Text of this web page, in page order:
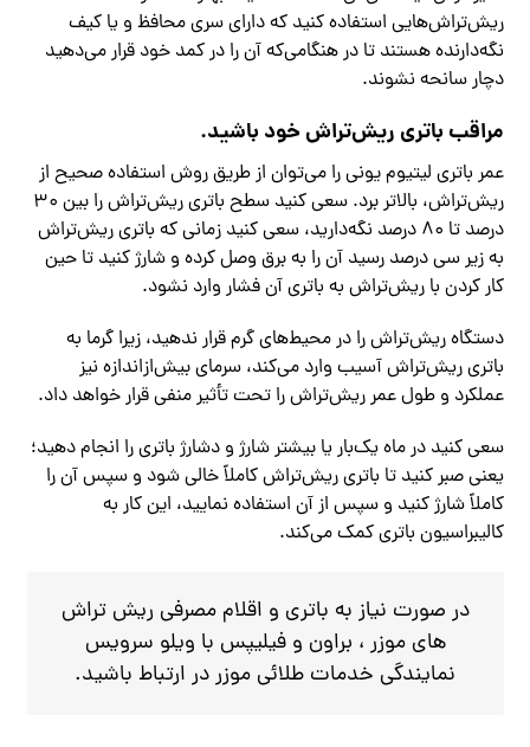
ریش‌تراش‌هایی استفاده کنید که دارای سری محافظ و یا کیف
نگه‌دارنده هستند تا در هنگامی‌که آن را در کمد خود قرار می‌دهید
دچار سانحه نشوند.
مراقب باتری ریش‌تراش خود باشید.
عمر باتری لیتیوم یونی را می‌توان از طریق روش استفاده صحیح از
ریش‌تراش، بالاتر برد. سعی کنید سطح باتری ریش‌تراش را بین ۳۰
درصد تا ۸۰ درصد نگه‌دارید، سعی کنید زمانی که باتری ریش‌تراش
به زیر سی درصد رسید آن را به برق وصل کرده و شارژ کنید تا حین
کار کردن با ریش‌تراش به باتری آن فشار وارد نشود.
دستگاه ریش‌تراش را در محیط‌های گرم قرار ندهید، زیرا گرما به
باتری ریش‌تراش آسیب وارد می‌کند، سرمای بیش‌ازاندازه نیز
عملکرد و طول عمر ریش‌تراش را تحت تأثیر منفی قرار خواهد داد.
سعی کنید در ماه یک‌بار یا بیشتر شارژ و دشارژ باتری را انجام دهید؛
یعنی صبر کنید تا باتری ریش‌تراش کاملاً خالی شود و سپس آن را
کاملاً شارژ کنید و سپس از آن استفاده نمایید، این کار به
کالیبراسیون باتری کمک می‌کند.
در صورت نیاز به باتری و اقلام مصرفی ریش تراش
های موزر ، براون و فیلیپس با ویلو سرویس
نمایندگی خدمات طلائی موزر در ارتباط باشید.